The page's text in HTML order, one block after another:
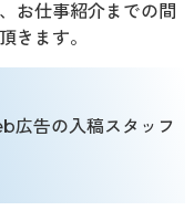
お仕事紹介までの間
きます。
広告の入稿スタッフ